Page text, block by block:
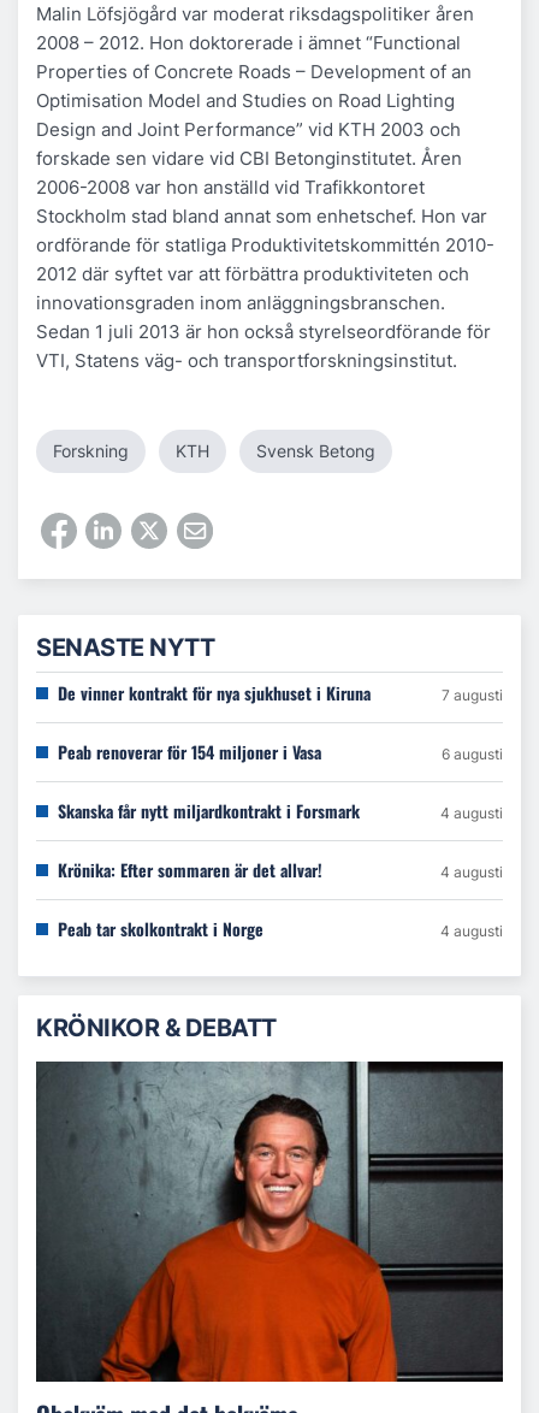
Malin Löfsjögård var moderat riksdagspolitiker åren
2008 – 2012. Hon doktorerade i ämnet “Functional
Properties of Concrete Roads – Development of an
Optimisation Model and Studies on Road Lighting
Design and Joint Performance” vid KTH 2003 och
forskade sen vidare vid CBI Betonginstitutet. Åren
2006-2008 var hon anställd vid Trafikkontoret
Stockholm stad bland annat som enhetschef. Hon var
ordförande för statliga Produktivitetskommittén 2010-
2012 där syftet var att förbättra produktiviteten och
innovationsgraden inom anläggningsbranschen.
Sedan 1 juli 2013 är hon också styrelseordförande för
VTI, Statens väg- och transportforskningsinstitut.
Forskning KTH Svensk Betong
SENASTE NYTT
De vinner kontrakt för nya sjukhuset i Kiruna 7 augusti
Peab renoverar för 154 miljoner i Vasa 6 augusti
Skanska får nytt miljardkontrakt i Forsmark 4 augusti
Krönika: Efter sommaren är det allvar! 4 augusti
Peab tar skolkontrakt i Norge 4 augusti
KRÖNIKOR & DEBATT